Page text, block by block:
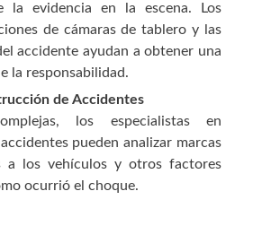
la evidencia en la escena. Los
de cámaras de tablero y las
accidente ayudan a obtener una
la responsabilidad.
de Accidentes
los especialistas en
pueden analizar marcas
a los vehículos y otros factores
ocurrió el choque.